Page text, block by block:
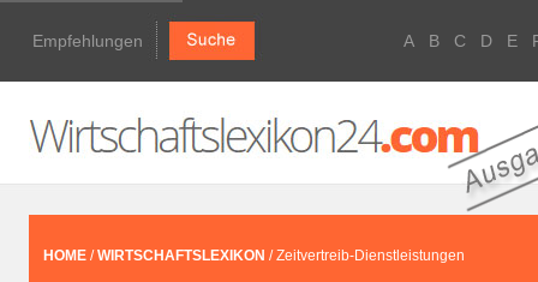
Empfehlungen A B C D E
HOME /WIRTSCHAFTSLEXIKON / Zeitvertreib-Dienstleistungen